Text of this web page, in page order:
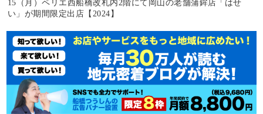
15（月）ペリエ西船橋改札内2階にて岡山の老舗蒲鉾店「はせ
い」が期間限定出店【2024】